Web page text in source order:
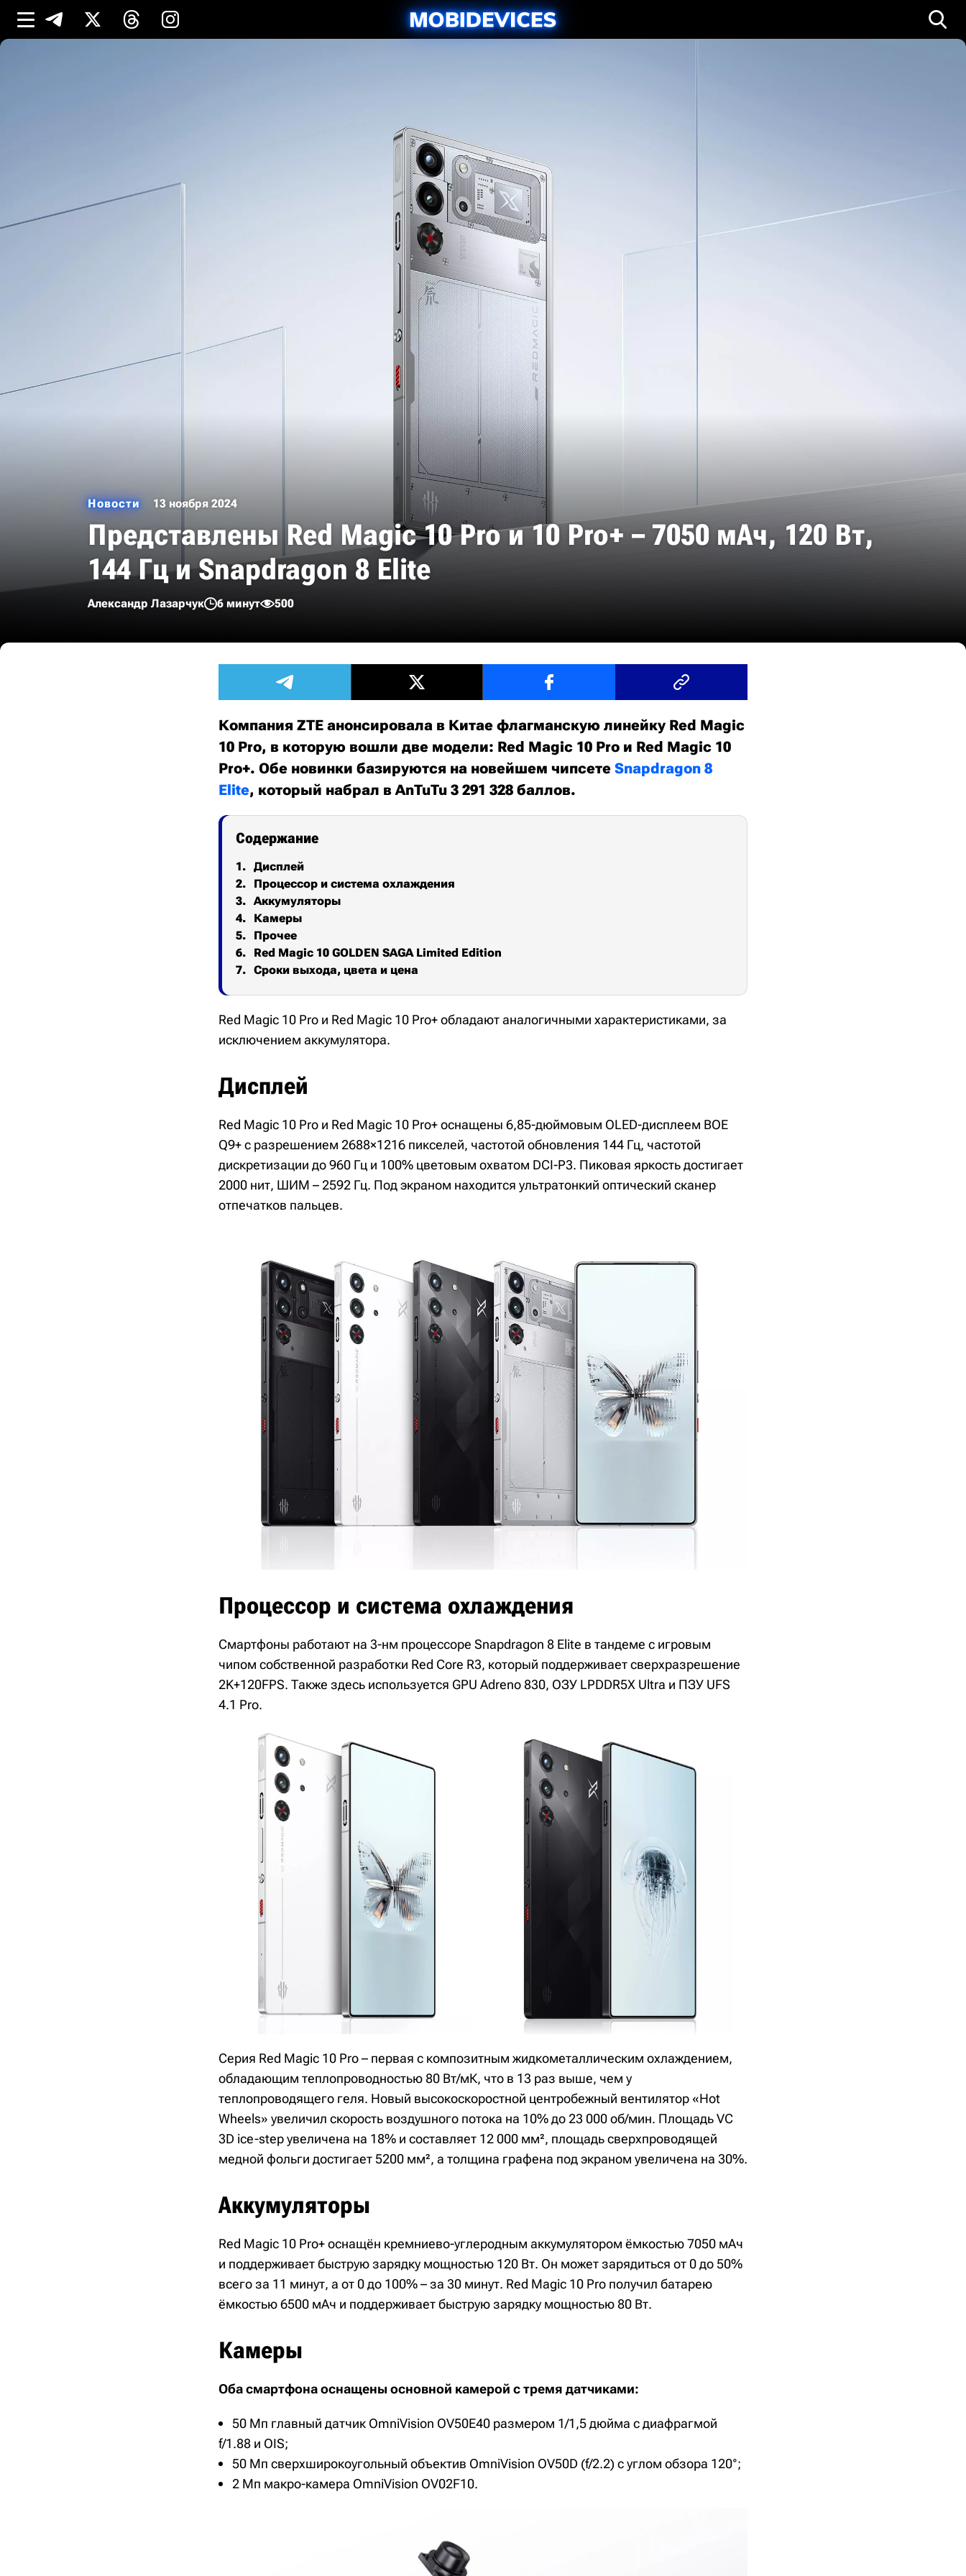
Новости 13 ноября 2024
Представлены Red Magic 10 Pro и 10 Pro+ – 7050 мАч, 120 Вт,
144 Гц и Snapdragon 8 Elite
Александр Лазарчук 6 минут 500
Компания ZTE анонсировала в Китае флагманскую линейку Red Magic
10 Pro, в которую вошли две модели: Red Magic 10 Pro и Red Magic 10
Pro+. Обе новинки базируются на новейшем чипсете Snapdragon 8
Elite, который набрал в AnTuTu 3 291 328 баллов.
Содержание
Дисплей
Процессор и система охлаждения
Аккумуляторы
Камеры
Прочее
Red Magic 10 GOLDEN SAGA Limited Edition
Сроки выхода, цвета и цена
Red Magic 10 Pro и Red Magic 10 Pro+ обладают аналогичными характеристиками, за
исключением аккумулятора.
Дисплей
Red Magic 10 Pro и Red Magic 10 Pro+ оснащены 6,85-дюймовым OLED-дисплеем BOE
Q9+ с разрешением 2688×1216 пикселей, частотой обновления 144 Гц, частотой
дискретизации до 960 Гц и 100% цветовым охватом DCI-P3. Пиковая яркость достигает
2000 нит, ШИМ – 2592 Гц. Под экраном находится ультратонкий оптический сканер
отпечатков пальцев.
Процессор и система охлаждения
Смартфоны работают на 3-нм процессоре Snapdragon 8 Elite в тандеме с игровым
чипом собственной разработки Red Core R3, который поддерживает сверхразрешение
2K+120FPS. Также здесь используется GPU Adreno 830, ОЗУ LPDDR5X Ultra и ПЗУ UFS
4.1 Pro.
Серия Red Magic 10 Pro – первая с композитным жидкометаллическим охлаждением,
обладающим теплопроводностью 80 Вт/мК, что в 13 раз выше, чем у
теплопроводящего геля. Новый высокоскоростной центробежный вентилятор «Hot
Wheels» увеличил скорость воздушного потока на 10% до 23 000 об/мин. Площадь VC
3D ice-step увеличена на 18% и составляет 12 000 мм², площадь сверхпроводящей
медной фольги достигает 5200 мм², а толщина графена под экраном увеличена на 30%.
Аккумуляторы
Red Magic 10 Pro+ оснащён кремниево-углеродным аккумулятором ёмкостью 7050 мАч
и поддерживает быструю зарядку мощностью 120 Вт. Он может зарядиться от 0 до 50%
всего за 11 минут, а от 0 до 100% – за 30 минут. Red Magic 10 Pro получил батарею
ёмкостью 6500 мАч и поддерживает быструю зарядку мощностью 80 Вт.
Камеры
Оба смартфона оснащены основной камерой с тремя датчиками:
50 Мп главный датчик OmniVision OV50E40 размером 1/1,5 дюйма с диафрагмой
f/1.88 и OIS;
50 Мп сверхширокоугольный объектив OmniVision OV50D (f/2.2) с углом обзора 120°;
2 Мп макро-камера OmniVision OV02F10.